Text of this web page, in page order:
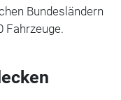
Bundesländern
Fahrzeuge.